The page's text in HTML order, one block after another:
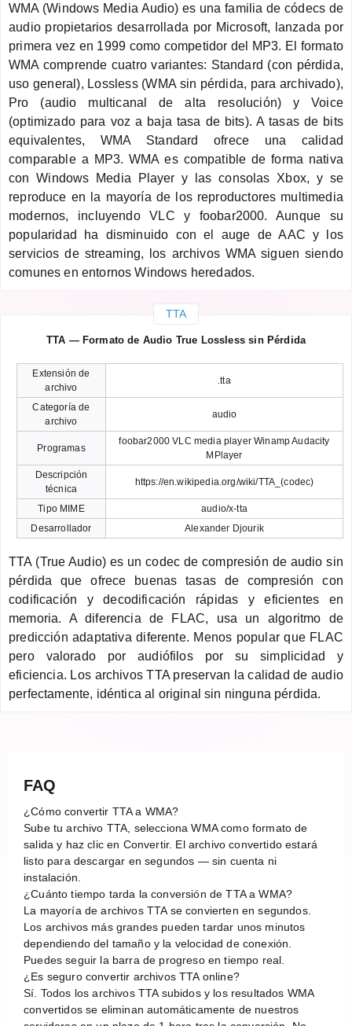
WMA (Windows Media Audio) es una familia de códecs de
audio propietarios desarrollada por Microsoft, lanzada por
primera vez en 1999 como competidor del MP3. El formato
WMA comprende cuatro variantes: Standard (con pérdida,
uso general), Lossless (WMA sin pérdida, para archivado),
Pro (audio multicanal de alta resolución) y Voice
(optimizado para voz a baja tasa de bits). A tasas de bits
equivalentes, WMA Standard ofrece una calidad
comparable a MP3. WMA es compatible de forma nativa
con Windows Media Player y las consolas Xbox, y se
reproduce en la mayoría de los reproductores multimedia
modernos, incluyendo VLC y foobar2000. Aunque su
popularidad ha disminuido con el auge de AAC y los
servicios de streaming, los archivos WMA siguen siendo
comunes en entornos Windows heredados.
TTA
TTA — Formato de Audio True Lossless sin Pérdida
Extensión de
archivo
.tta
Categoría de
archivo
audio
Programas
foobar2000 VLC media player Winamp Audacity
MPlayer
Descripción
técnica
https://en.wikipedia.org/wiki/TTA_(codec)
Tipo MIME
audio/x-tta
Desarrollador
Alexander Djourik
TTA (True Audio) es un codec de compresión de audio sin
pérdida que ofrece buenas tasas de compresión con
codificación y decodificación rápidas y eficientes en
memoria. A diferencia de FLAC, usa un algoritmo de
predicción adaptativa diferente. Menos popular que FLAC
pero valorado por audiófilos por su simplicidad y
eficiencia. Los archivos TTA preservan la calidad de audio
perfectamente, idéntica al original sin ninguna pérdida.
FAQ
¿Cómo convertir TTA a WMA?
Sube tu archivo TTA, selecciona WMA como formato de
salida y haz clic en Convertir. El archivo convertido estará
listo para descargar en segundos — sin cuenta ni
instalación.
¿Cuánto tiempo tarda la conversión de TTA a WMA?
La mayoría de archivos TTA se convierten en segundos.
Los archivos más grandes pueden tardar unos minutos
dependiendo del tamaño y la velocidad de conexión.
Puedes seguir la barra de progreso en tiempo real.
¿Es seguro convertir archivos TTA online?
Sí. Todos los archivos TTA subidos y los resultados WMA
convertidos se eliminan automáticamente de nuestros